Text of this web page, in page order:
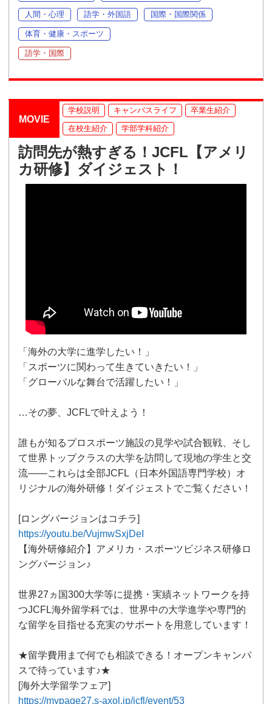
人間・心理 語学・外国語 国際・国際関係
体育・健康・スポーツ
語学・国際
MOVIE
学校説明 キャンパスライフ
卒業生紹介
在校生紹介
学部学科紹介
訪問先が熱すぎる！JCFL【アメリ
カ研修】ダイジェスト！
「海外の大学に進学したい！」
「スポーツに関わって生きていきたい！」
「グローバルな舞台で活躍したい！」
…その夢、JCFLで叶えよう！
誰もが知るプロスポーツ施設の見学や試合観戦、そし
て世界トップクラスの大学を訪問して現地の学生と交
流――これらは全部JCFL（日本外国語専門学校）オ
リジナルの海外研修！ダイジェストでご覧ください！
[ロングバージョンはコチラ]
https://youtu.be/VujmwSxjDeI
【海外研修紹介】アメリカ・スポーツビジネス研修ロ
ングバージョン♪
世界27ヵ国300大学等に提携・実績ネットワークを持
つJCFL海外留学科では、世界中の大学進学や専門的
な留学を目指せる充実のサポートを用意しています！
★留学費用まで何でも相談できる！オープンキャンパ
スで待っています♪★
[海外大学留学フェア]
https://mypage27.s-axol.jp/jcfl/event/53